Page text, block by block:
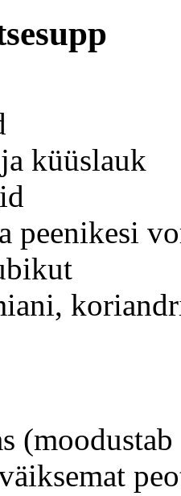
küüslauk
peenikesi